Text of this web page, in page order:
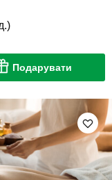
Подарувати